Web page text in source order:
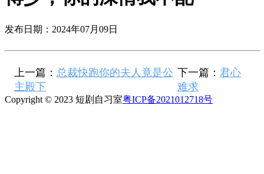
发布日期：2024年07月09日
上一篇： 总裁快跑你的夫人竟是公
主殿下
下一篇： 君心
难求
Copyright © 2023 短剧自习室粤ICP备2021012718号